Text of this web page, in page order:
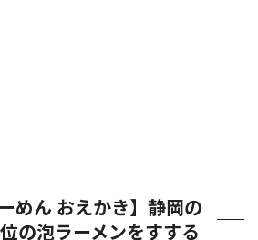
めん おえかき】静岡の
の泡ラーメンをすする